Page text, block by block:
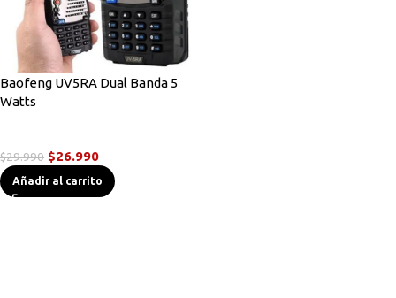
Baofeng UV5RA Dual Banda 5
Watts
$29.990 $26.990
Añadir al carrito